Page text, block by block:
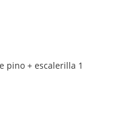
pino + escalerilla 1